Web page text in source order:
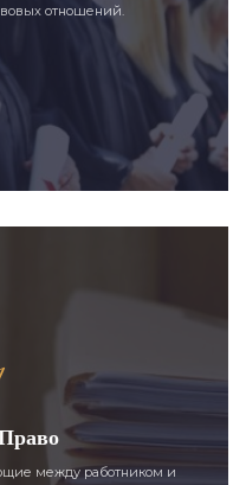
отношений.
между работником и